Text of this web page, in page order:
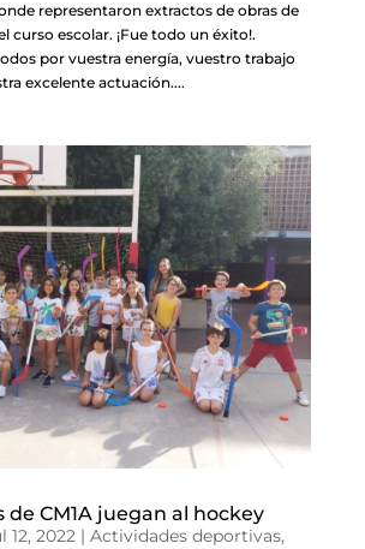
representaron extractos de obras de
curso escolar. ¡Fue todo un éxito!.
por vuestra energía, vuestro trabajo
excelente actuación....
de CM1A juegan al hockey
12, 2022| Actividades deportivas,